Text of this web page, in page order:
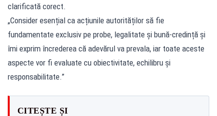
clarificată corect.
„Consider esențial ca acțiunile autorităților să fie
fundamentate exclusiv pe probe, legalitate și bună-credință și
îmi exprim încrederea că adevărul va prevala, iar toate aceste
aspecte vor fi evaluate cu obiectivitate, echilibru și
responsabilitate.”
CITEȘTE ȘI